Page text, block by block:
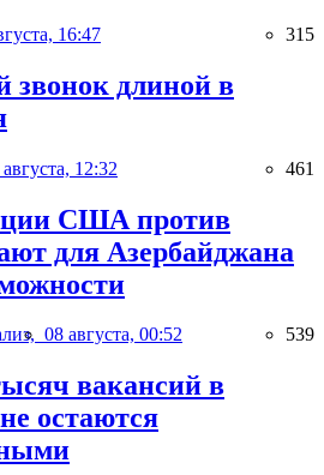
16:47 315
звонок длиной в
12:32 461
США против
для Азербайджана
08 августа, 00:52 539
вакансий в
остаются